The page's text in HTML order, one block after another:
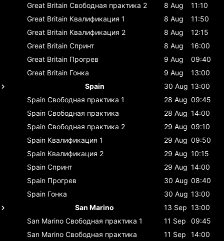
Great Britain Свободная практика 2 8 Aug
11:10
Great Britain Квалификация 1 8 Aug
11:50
Great Britain Квалификация 2 8 Aug
12:15
Great Britain Спринт 8 Aug
16:00
Great Britain Прогрев 9 Aug
09:40
Great Britain Гонка 9 Aug
13:00
Spain
30 Aug 13:00
Spain Свободная практика 1 28 Aug 09:45
Spain Свободная практика 28 Aug 14:00
Spain Свободная практика 2 29 Aug 09:10
Spain Квалификация 1 29 Aug 09:50
Spain Квалификация 2 29 Aug 10:15
Spain Спринт 29 Aug 14:00
Spain Прогрев 30 Aug 08:40
Spain Гонка 30 Aug 13:00
San Marino
13 Sep 13:00
San Marino Свободная практика 1 11 Sep
09:45
San Marino Свободная практика 11 Sep
14:00